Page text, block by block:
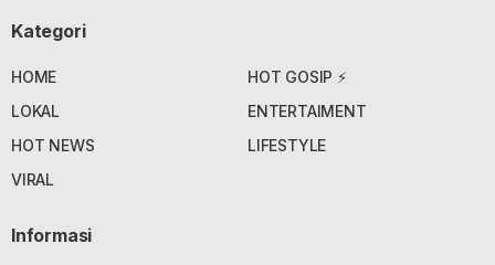
Kategori
HOME
HOT GOSIP ⚡
LOKAL
ENTERTAIMENT
HOT NEWS
LIFESTYLE
VIRAL
Informasi